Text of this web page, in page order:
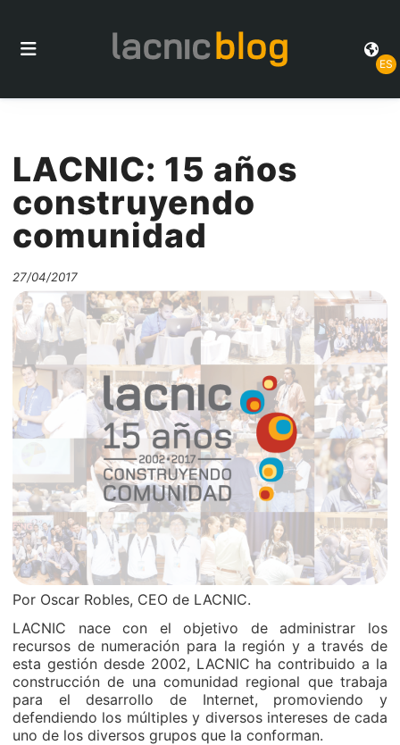
ES
LACNIC: 15 años
construyendo
comunidad
27/04/2017
Por Oscar Robles, CEO de LACNIC.
LACNIC nace con el objetivo de administrar los
recursos de numeración para la región y a través de
esta gestión desde 2002, LACNIC ha contribuido a la
construcción de una comunidad regional que trabaja
para el desarrollo de Internet, promoviendo y
defendiendo los múltiples y diversos intereses de cada
uno de los diversos grupos que la conforman.